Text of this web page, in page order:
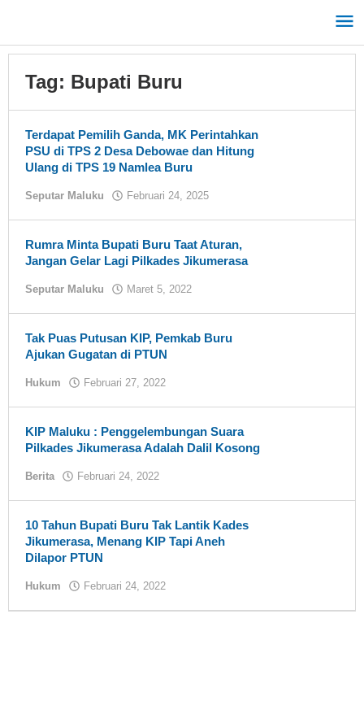
konten
Tag: Bupati Buru
Terdapat Pemilih Ganda, MK Perintahkan
PSU di TPS 2 Desa Debowae dan Hitung
Ulang di TPS 19 Namlea Buru
Seputar Maluku Februari 24, 2025
Rumra Minta Bupati Buru Taat Aturan,
Jangan Gelar Lagi Pilkades Jikumerasa
Seputar Maluku Maret 5, 2022
Tak Puas Putusan KIP, Pemkab Buru
Ajukan Gugatan di PTUN
Hukum Februari 27, 2022
KIP Maluku : Penggelembungan Suara
Pilkades Jikumerasa Adalah Dalil Kosong
Berita Februari 24, 2022
10 Tahun Bupati Buru Tak Lantik Kades
Jikumerasa, Menang KIP Tapi Aneh
Dilapor PTUN
Hukum Februari 24, 2022